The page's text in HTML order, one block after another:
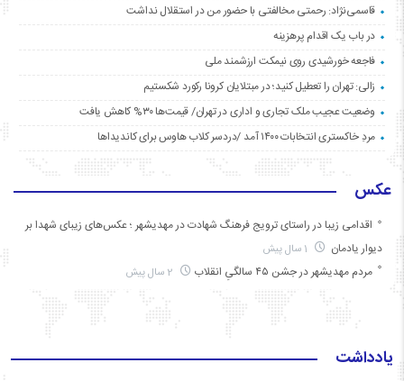
قاسمی‌نژاد: رحمتی مخالفتی با حضور من در استقلال نداشت
در باب یک اقدام پرهزینه
فاجعه خورشیدی روی نیمکت ارزشمند ملی
زالی: تهران را تعطیل کنید؛ در مبتلایان کرونا رکورد شکستیم
وضعیت عجیب ملک تجاری و اداری در تهران/ قیمت‌ها ۳۰% کاهش یافت
مردِ خاکستری انتخابات ۱۴۰۰ آمد /دردسر کلاب هاوس برای کاندیداها
عکس
اقدامی زیبا در راستای ترویج فرهنگ شهادت در مهدیشهر ؛ عکس‌های زیبای شهدا بر
دیوار یادمان
مردم مهدیشهر در جشن ۴۵ سالگیِ انقلاب
یادداشت